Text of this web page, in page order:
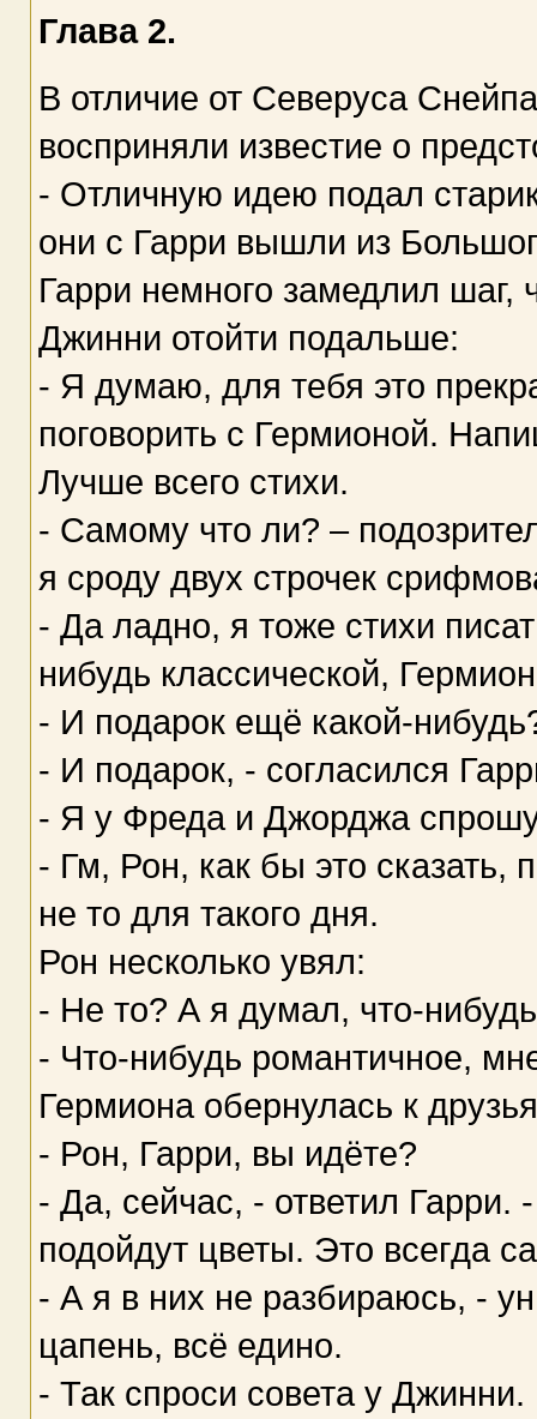
Глава 2.
В отличие от Северуса
восприняли известие о
- Отличную идею подал
они с Гарри вышли из
Гарри немного замедлил шаг,
Джинни отойти подальше:
- Я думаю, для тебя это
поговорить с Гермионой.
Лучше всего стихи.
- Самому что ли? –
я сроду двух строчек
- Да ладно, я тоже стихи
нибудь классической,
- И подарок ещё какой-
- И подарок, - согласился
- Я у Фреда и Джорджа
- Гм, Рон, как бы это сказать,
не то для такого дня.
Рон несколько увял:
- Не то? А я думал, что-
- Что-нибудь романтичное,
Гермиона обернулась к
- Рон, Гарри, вы идёте?
- Да, сейчас, - ответил Гарри.
подойдут цветы. Это всегда
- А я в них не разбираюсь, -
цапень, всё едино.
- Так спроси совета у Джинни.